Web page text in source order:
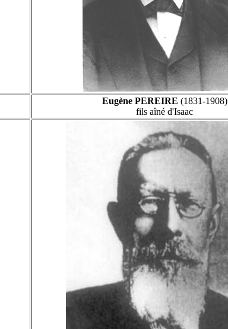
Eugène PEREIRE (1831-1908)
fils aîné d'Isaac